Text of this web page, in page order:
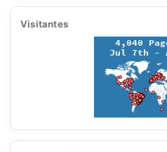
Visitantes